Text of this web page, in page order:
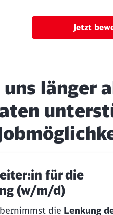
Jetzt
länger
für die
(w/m/d)
die Lenkung